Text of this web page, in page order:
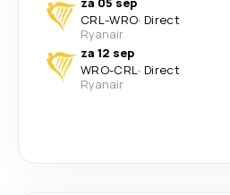
CRL-WRO· Direct
Ryanair
za 12 sep
WRO-CRL· Direct
Ryanair